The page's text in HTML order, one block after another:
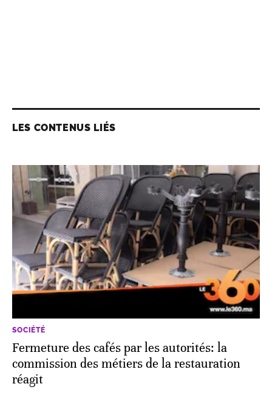
LES CONTENUS LIÉS
SOCIÉTÉ
Fermeture des cafés par les autorités: la
commission des métiers de la restauration
réagit